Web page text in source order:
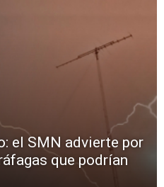
el SMN advierte por
que podrían